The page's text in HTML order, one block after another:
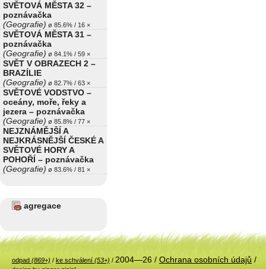
SVĚTOVÁ MĚSTA 32 –
poznávačka
(Geografie) ø 85.6% / 16 ×
SVĚTOVÁ MĚSTA 31 –
poznávačka
(Geografie) ø 84.1% / 59 ×
SVĚT V OBRAZECH 2 –
BRAZÍLIE
(Geografie) ø 82.7% / 63 ×
SVĚTOVÉ VODSTVO –
oceány, moře, řeky a
jezera – poznávačka
(Geografie) ø 85.8% / 77 ×
NEJZNÁMĚJŠÍ A
NEJKRÁSNĚJŠÍ ČESKÉ A
SVĚTOVÉ HORY A
POHOŘÍ – poznávačka
(Geografie) ø 83.6% / 81 ×
agregace
odpad (869+) / ke schválení (53+) / 2004—26 / Ochrana osobních údajů /